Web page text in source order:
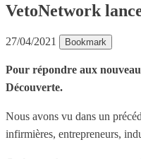
VetoNetwork
27/04/2021 Bookmark
Pour répondre aux
Découverte.
Nous avons vu dans un
infirmières, entrepreneurs,